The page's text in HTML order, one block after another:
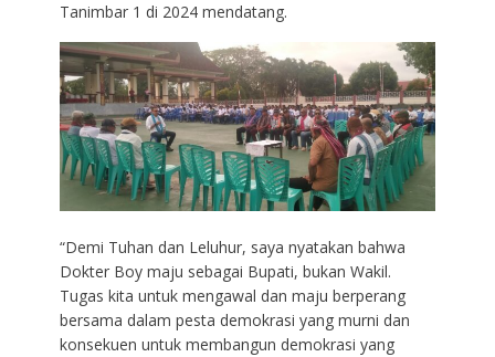
Tanimbar 1 di 2024 mendatang.
“Demi Tuhan dan Leluhur, saya nyatakan bahwa
Dokter Boy maju sebagai Bupati, bukan Wakil.
Tugas kita untuk mengawal dan maju berperang
bersama dalam pesta demokrasi yang murni dan
konsekuen untuk membangun demokrasi yang